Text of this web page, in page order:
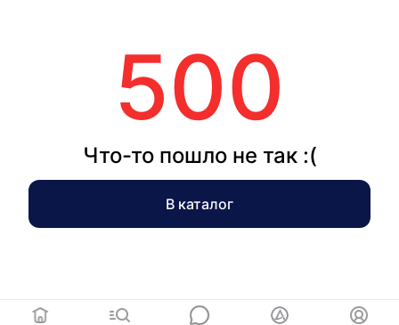
500
Что-то пошло не так :(
В каталог